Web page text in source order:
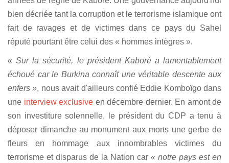
bien décriée tant la corruption et le terrorisme islamique ont
fait de ravages et de victimes dans ce pays du Sahel
réputé pourtant être celui des « hommes intègres ».
« Sur la sécurité, le président Kaboré a lamentablement
échoué car le Burkina connaît une véritable descente aux
enfers », nous avait d'ailleurs confié Eddie Komboïgo dans
une interview exclusive en décembre dernier. En amont de
son investiture solennelle, le président du CDP a tenu à
déposer dimanche au monument aux morts une gerbe de
fleurs en hommage aux innombrables victimes du
terrorisme et disparus de la Nation car « notre pays est en